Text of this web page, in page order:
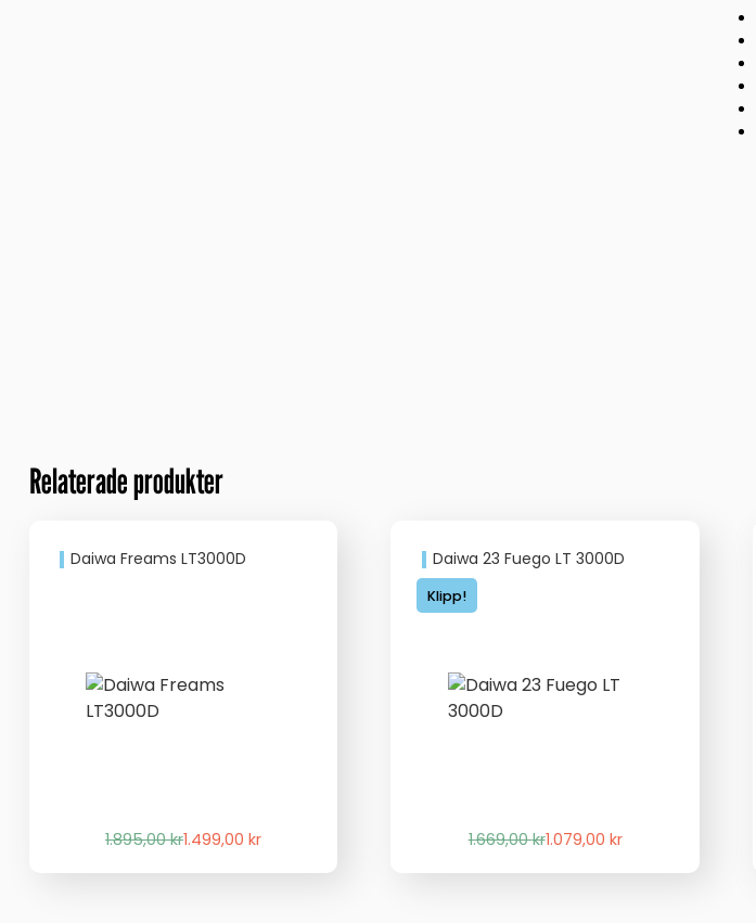
Relaterade produkter
Daiwa Freams LT3000D
1.895,00krDet
1.499,00kr
Det
Daiwa 23 Fuego LT 3000D
Klipp!
1.669,00krDet
1.079,00 kr
Det